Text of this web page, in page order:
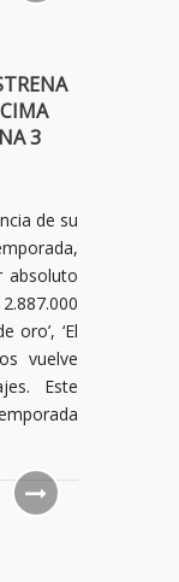
3
de su
absoluto
oro’, ‘El
vuelve
Este